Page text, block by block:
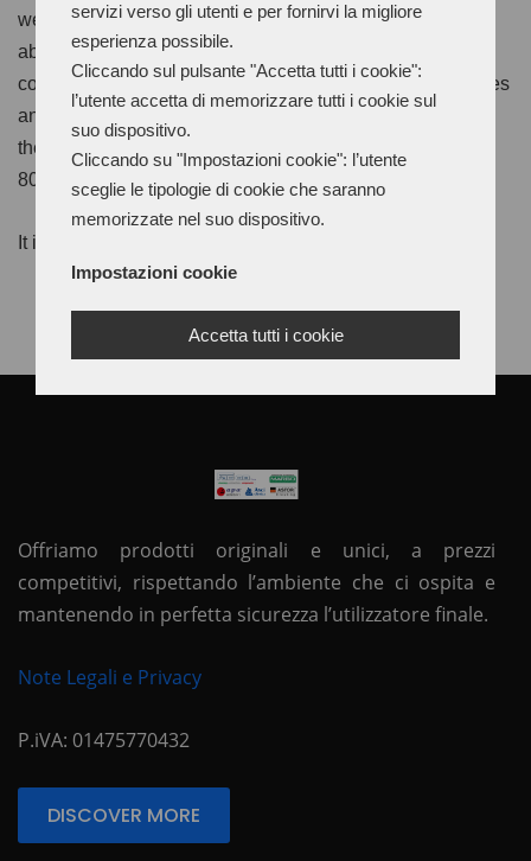
servizi verso gli utenti e per fornirvi la migliore
esperienza possibile.
Cliccando sul pulsante "Accetta tutti i cookie":
l’utente accetta di memorizzare tutti i cookie sul
suo dispositivo.
Cliccando su "Impostazioni cookie": l’utente
sceglie le tipologie di cookie che saranno
memorizzate nel suo dispositivo.
Impostazioni cookie
Accetta tutti i cookie
weighing around 700 grams and are mainly used as an
abrasive wax for leather uppers. The abrasive action,
combined with the polishing action of the waxes, equalizes
and gives brilliance to the leather uppers. It is applied on
the rotating canvas (brush rotation speed no more than
800/900 rpm).
It is available in various colors.
Offriamo prodotti originali e unici, a prezzi
competitivi, rispettando l’ambiente che ci ospita e
mantenendo in perfetta sicurezza l’utilizzatore finale.
Note Legali e Privacy
P.iVA: 01475770432
DISCOVER MORE